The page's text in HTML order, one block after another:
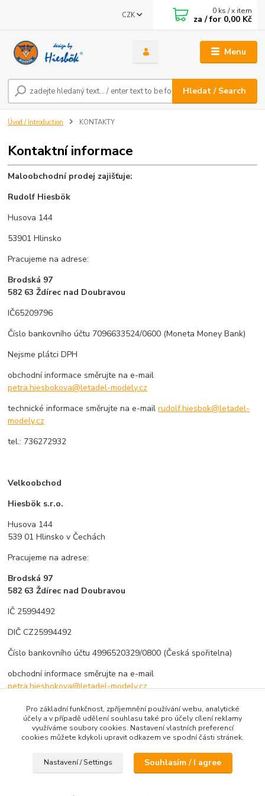
Menu
CZK
Hledat / Search
0 ks / x item
za / for 0,00 Kč
Úvod / Introduction KONTAKTY
Kontaktní informace
Maloobchodní prodej zajišťuje:
Rudolf Hiesbök
Husova 144
53901 Hlinsko
Pracujeme na adrese:
Brodská 97
582 63 Ždírec nad Doubravou
IČ65209796
Číslo bankovního účtu 7096633524/0600 (Moneta Money Bank)
Nejsme plátci DPH
obchodní informace směrujte na e-mail
petra.hiesbokova@letadel-modely.cz
technické informace směrujte na e-mailrudolf.hiesbok@letadel-
modely.cz
tel.: 736272932
Velkoobchod
Hiesbök s.r.o.
Husova 144
539 01 Hlinsko v Čechách
Pracujeme na adrese:
Brodská 97
582 63 Ždírec nad Doubravou
IČ 25994492
DIČ CZ25994492
Číslo bankovního účtu4996520329/0800 (Česká spořitelna)
obchodní informace směrujte na e-mail
petra.hiesbokova@letadel-modely.cz
technické informace směrujte na e-mailrudolf.hiesbok@letadel-
modely.cz
Pro základní funkčnost, zpříjemnění používání webu, analytické
účely a v případě udělení souhlasu také pro účely cílení reklamy
využíváme soubory cookies. Nastavení vlastních preferencí
cookies můžete kdykoli upravit odkazem ve spodní části stránek.
Nastavení / Settings Souhlasím / I agree